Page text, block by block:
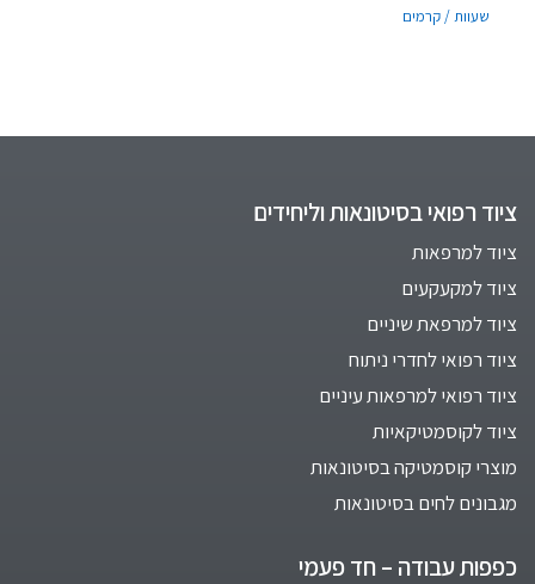
שעוות / קרמים
ציוד רפואי בסיטונאות וליחידים
ציוד למרפאות
ציוד למקעקעים
ציוד למרפאת שיניים
ציוד רפואי לחדרי ניתוח
ציוד רפואי למרפאות עיניים
ציוד לקוסמטיקאיות
מוצרי קוסמטיקה בסיטונאות
מגבונים לחים בסיטונאות
כפפות עבודה – חד פעמי